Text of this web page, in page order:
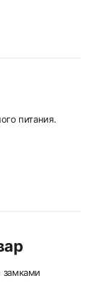
питания.